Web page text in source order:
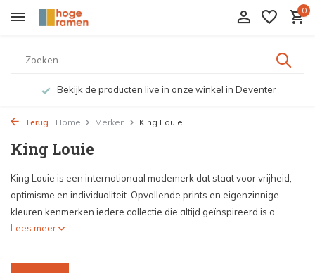
0
Bekijk de producten live in onze winkel in Deventer
Terug Home Merken King Louie
King Louie
King Louie is een internationaal modemerk dat staat voor vrijheid,
optimisme en individualiteit. Opvallende prints en eigenzinnige
kleuren kenmerken iedere collectie die altijd geïnspireerd is o...
Lees meer